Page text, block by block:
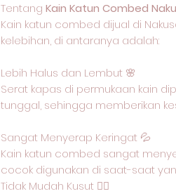
Tentang Kain Katun Combed
Kain katun combed dijual di
kelebihan, di antaranya adalah:
Lebih Halus dan Lembut 🌸
Serat kapas di permukaan kain
tunggal, sehingga memberikan
Sangat Menyerap Keringat 💦
Kain katun combed sangat
cocok digunakan di saat-saat
Tidak Mudah Kusut 🙅‍♂️